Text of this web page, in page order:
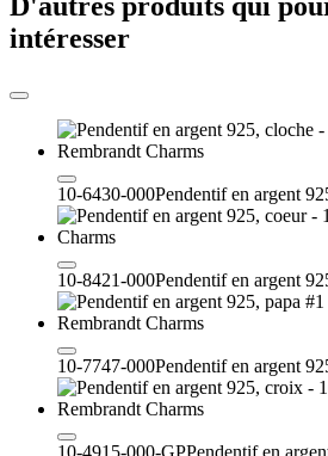
intéresser
10-6430-000Pendentif en argent
10-8421-000Pendentif en argent
10-7747-000Pendentif en argent
10-4915-000-GPPendentif en